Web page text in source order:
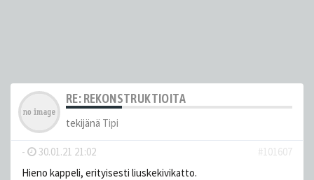
RE: REKONSTRUKTIOITA
tekijänä Tipi
- 30.01.21 21:02
#101607
Hieno kappeli, erityisesti liuskekivikatto.